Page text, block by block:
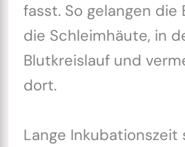
fasst. So gelangen die
die Schleimhäute, in
Blutkreislauf und
dort.
Lange Inkubationszeit